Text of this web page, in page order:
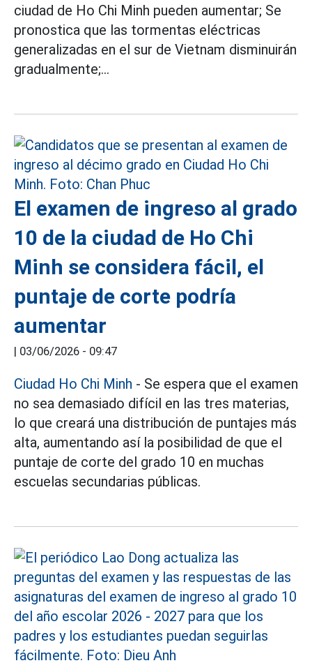
ciudad de Ho Chi Minh pueden aumentar; Se
pronostica que las tormentas eléctricas
generalizadas en el sur de Vietnam disminuirán
gradualmente;...
El examen de ingreso al grado
10 de la ciudad de Ho Chi
Minh se considera fácil, el
puntaje de corte podría
aumentar
| 03/06/2026 - 09:47
Ciudad Ho Chi Minh - Se espera que el examen
no sea demasiado difícil en las tres materias,
lo que creará una distribución de puntajes más
alta, aumentando así la posibilidad de que el
puntaje de corte del grado 10 en muchas
escuelas secundarias públicas.